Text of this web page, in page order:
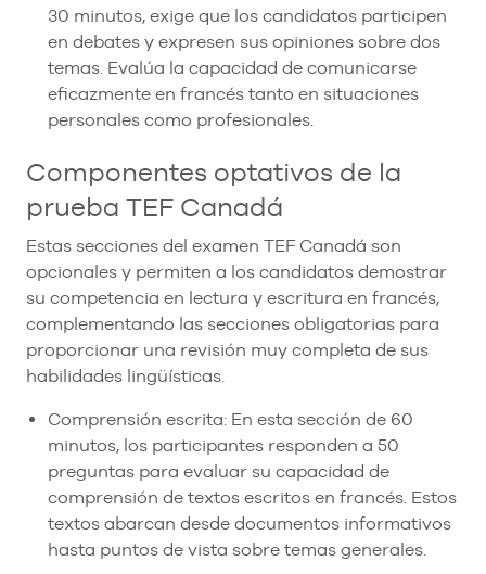
30 minutos, exige que los candidatos participen
en debates y expresen sus opiniones sobre dos
temas. Evalúa la capacidad de comunicarse
eficazmente en francés tanto en situaciones
personales como profesionales.
Componentes optativos de la
prueba TEF Canadá
Estas secciones del examen TEF Canadá son
opcionales y permiten a los candidatos demostrar
su competencia en lectura y escritura en francés,
complementando las secciones obligatorias para
proporcionar una revisión muy completa de sus
habilidades lingüísticas.
Comprensión escrita: En esta sección de 60
minutos, los participantes responden a 50
preguntas para evaluar su capacidad de
comprensión de textos escritos en francés. Estos
textos abarcan desde documentos informativos
hasta puntos de vista sobre temas generales.